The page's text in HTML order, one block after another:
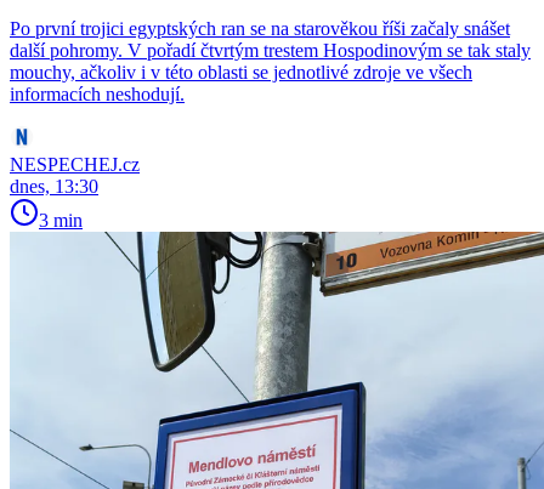
Po první trojici egyptských ran se na starověkou říši začaly snášet
další pohromy. V pořadí čtvrtým trestem Hospodinovým se tak staly
mouchy, ačkoliv i v této oblasti se jednotlivé zdroje ve všech
informacích neshodují.
NESPECHEJ.cz
dnes, 13:30
3 min